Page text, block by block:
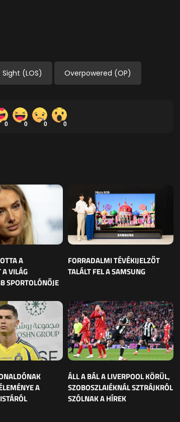
(LOS) Overpowered (OP)
0 0 0 0
A
A VILÁG
SPORTOLÓNŐJE
FORRADALMI TÉVÉKIJELZŐT
TALÁLT FEL A SAMSUNG
A
ÁLL A BÁL A LIVERPOOL KÖRÜL,
SZOBOSZLAIÉKNÁL SZTRÁJKRÓL
SZÓLNAK A HÍREK